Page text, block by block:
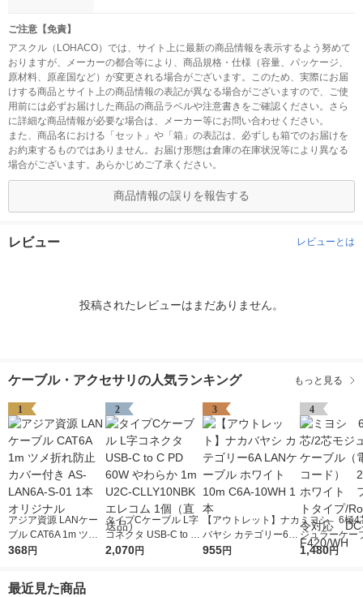
ご注意【免責】
アスクル（LOHACO）では、サイト上に最新の商品情報を表示するよう努めて
おりますが、メーカーの都合等により、商品規格・仕様（容量、パッケージ、
原材料、原産国など）が変更される場合がございます。このため、実際にお届
けする商品とサイト上の商品情報の表記が異なる場合がございますので、ご使
用前には必ずお届けした商品の商品ラベルや注意書きをご確認ください。さら
に詳細な商品情報が必要な場合は、メーカー等にお問い合わせください。
また、商品名における「セット」や「箱」の表記は、必ずしも箱でのお届けを
お約束するものではありません。お届け形態は倉庫の在庫状況等により異なる
場合がございます。あらかじめご了承ください。
商品情報の誤りを報告する
レビュー レビューとは
投稿されたレビューはまだありません。
ケーブル・アクセサリの人気ランキング もっと見る
1
アジア資源 LANケー
ブル CAT6A 1m ツメ
折れ防止カバー付き A
368円
2
タイプCケーブル L字
コネクタ USB-C to C
PD 60W やわらか 1m
2,070円
3
【アウトレット】ナカ
バヤシ カテゴリー6A
LANケーブル ホワイ
955円
4
ミヨシ 6極4
ジュラーケー
話機コード
1,480円
最近見た商品